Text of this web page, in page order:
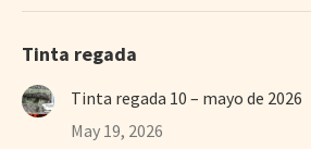
Tinta regada
Tinta regada 10 – mayo de 2026
May 19, 2026